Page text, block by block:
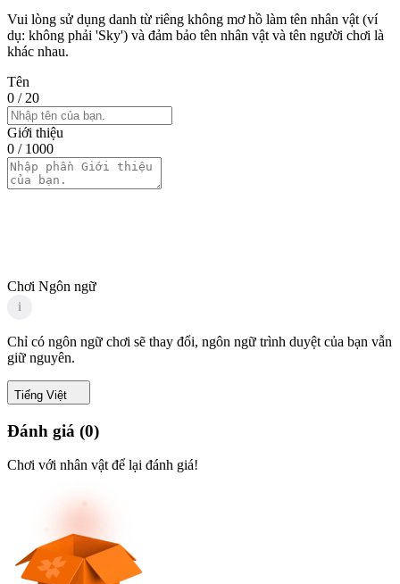
Vui lòng sử dụng danh từ riêng không mơ hồ làm tên nhân vật (ví
dụ: không phải 'Sky') và đảm bảo tên nhân vật và tên người chơi là
khác nhau.
Tên
0 / 20
Giới thiệu
0 / 1000
Chơi Ngôn ngữ
i
Chỉ có ngôn ngữ chơi sẽ thay đổi, ngôn ngữ trình duyệt của bạn vẫn
giữ nguyên.
Tiếng Việt
Đánh giá (0)
Chơi với nhân vật để lại đánh giá!